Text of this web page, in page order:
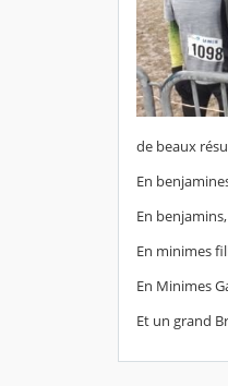
de beaux
En
En
En minimes
En Minimes
Et un grand